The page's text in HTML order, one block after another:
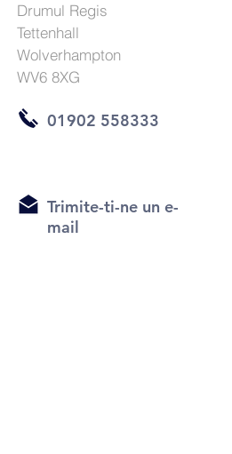
Drumul Regis
Tettenhall
Wolverhampton
WV6 8XG
01902 558333
Trimite-ti-ne un e-
mail